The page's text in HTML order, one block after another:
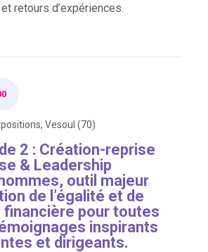
retours d’expériences.
Vesoul (70)
2 : Création-reprise
& Leadership
outil majeur
de l’égalité et de
financière pour toutes
inspirants
et dirigeants.